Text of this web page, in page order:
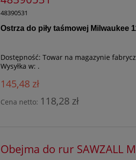
48390531
Ostrza do piły taśmowej Milwaukee
Dostępność: Towar na magazynie
Wysyłka w: .
145,48 zł
Cena netto: 118,28 zł
Obejma do rur SAWZALL